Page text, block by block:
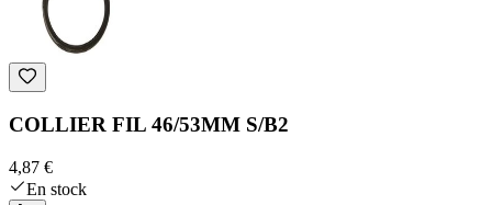
COLLIER FIL 46/53MM S/B2
4,87 €
En stock